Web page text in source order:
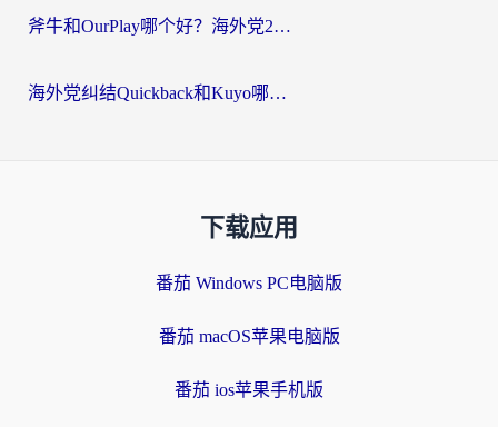
斧牛和OurPlay哪个好？海外党2026亲测：选对加速器，国内资源秒加载
海外党纠结Quickback和Kuyo哪个好？选对回国加速器才能无缝刷国内资源
下载应用
番茄 Windows PC电脑版
番茄 macOS苹果电脑版
番茄 ios苹果手机版